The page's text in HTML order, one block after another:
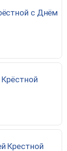
с Днём
Крестной